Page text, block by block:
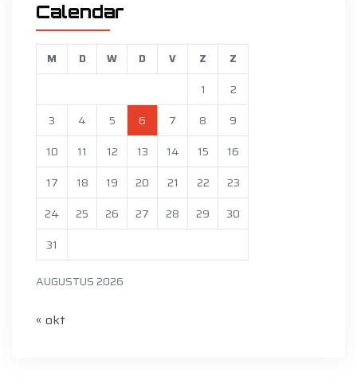
Calendar
AUGUSTUS 2026
M D W D V Z Z
1
2
3
4 5 6 7 8
9
10
11 12 13 14 15
16
17
18 19 20 21 22
23
24
25 26 27 28 29
30
31
« okt